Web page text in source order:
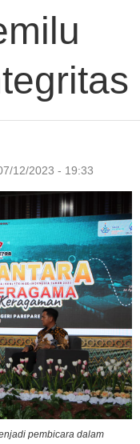
12/2023 - 19:33
pembicara dalam